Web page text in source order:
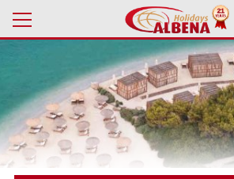
Проверка на резервация
ПОЧИВКИ С АВТОБУС 2026
ПОЧИВКИ СЪС САМОЛЕТ